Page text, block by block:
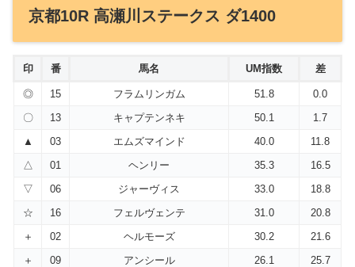
京都10R 高瀬川ステークス ダ1400
印 番 馬名 UM指数 差
◎ 15 フラムリンガム 51.8
0.0
〇
13 キャプテンネキ 50.1
1.7
▲
03 エムズマインド 40.0
11.8
△
01 ヘンリー 35.3
16.5
▽
06 ジャーヴィス 33.0
18.8
☆
16 フェルヴェンテ 31.0
20.8
＋
02 ヘルモーズ 30.2
21.6
＋
09 アンシール 26.1
25.7